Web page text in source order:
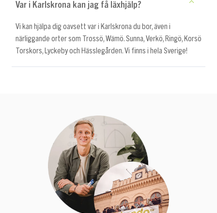
Var i Karlskrona kan jag få läxhjälp?
Vi kan hjälpa dig oavsett var i Karlskrona du bor, även i
närliggande orter som Trossö, Wämö. Sunna, Verkö, Ringö, Korsö
Torskors, Lyckeby och Hässlegården. Vi finns i hela Sverige!